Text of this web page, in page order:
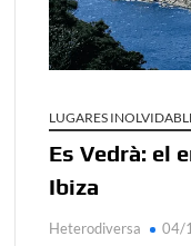
alcanzar
Día de
¿Podemos
mundos?
generan las redes
LUGARES
Es Vedrà: el
Ibiza
Heterodiversa 04/